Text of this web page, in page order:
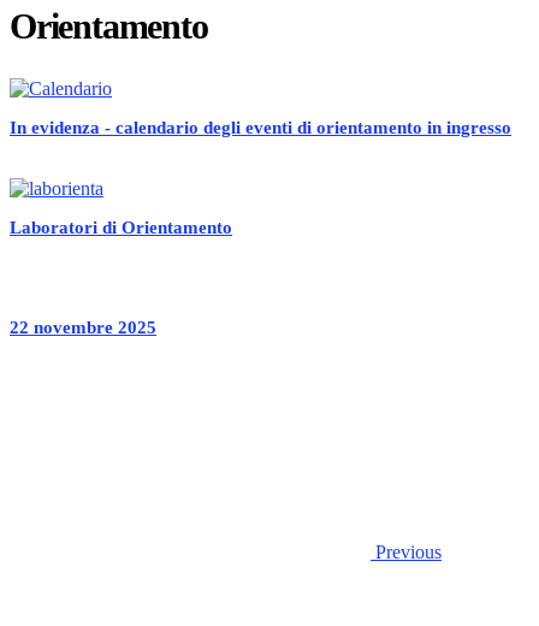
Orientamento
In evidenza - calendario degli eventi di orientamento in ingresso
Laboratori di Orientamento
22 novembre 2025
Previous